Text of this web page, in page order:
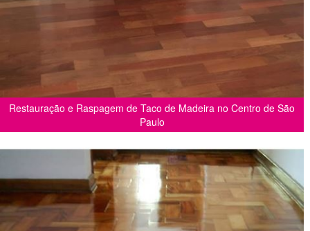
Restauração e Raspagem de Taco de Madeira no Centro de São
Paulo